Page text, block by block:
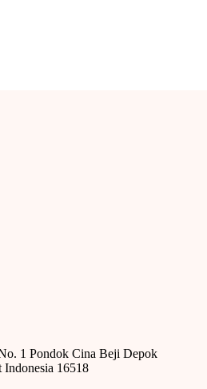
1 Pondok Cina Beji Depok
16518